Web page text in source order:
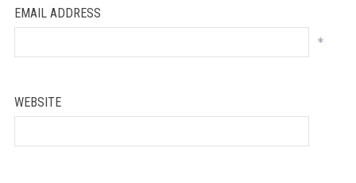
EMAIL ADDRESS
*
WEBSITE